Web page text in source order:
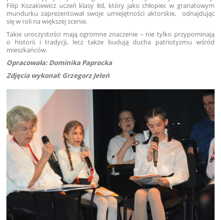
Filip Kozakiewicz uczeń klasy 8d, który jako chłopiec w granatowym
mundurku zaprezentował swoje umiejętności aktorskie, odnajdując
się w roli na większej scenie.
Takie uroczystości mają ogromne znaczenie – nie tylko przypominają
o historii i tradycji, lecz także budują ducha patriotyzmu wśród
mieszkańców.
Opracowała: Dominika Paprocka
Zdjęcia wykonał: Grzegorz Jeleń